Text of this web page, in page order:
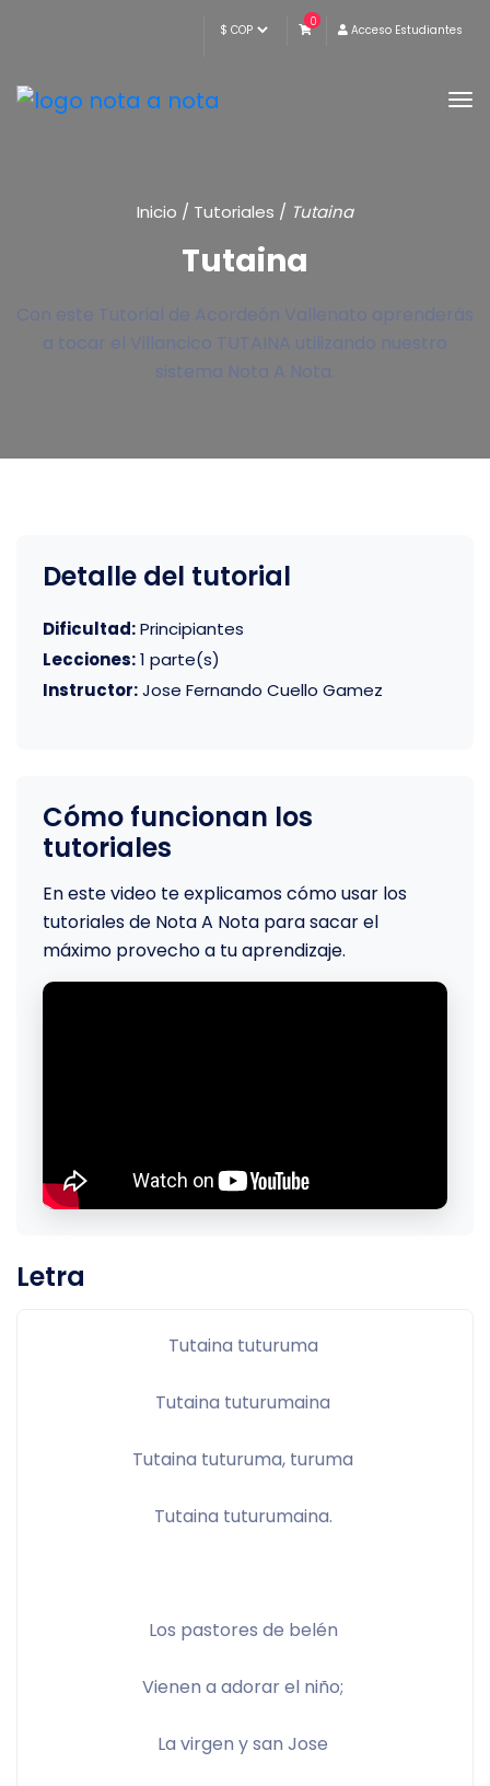
0
Acceso Estudiantes
Inicio / Tutoriales / Tutaina
Tutaina
Con este Tutorial de Acordeón Vallenato aprenderás
a tocar el Villancico TUTAINA utilizando nuestro
sistema Nota A Nota.
Detalle del tutorial
Dificultad:Principiantes
Lecciones:1 parte(s)
Instructor:Jose Fernando Cuello Gamez
Cómo funcionan los
tutoriales
En este video te explicamos cómo usar los
tutoriales de Nota A Nota para sacar el
máximo provecho a tu aprendizaje.
Letra
Tutaina tuturuma
Tutaina tuturumaina
Tutaina tuturuma, turuma
Tutaina tuturumaina.
Los pastores de belén
Vienen a adorar el niño;
La virgen y san Jose